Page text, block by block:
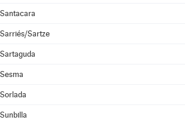
Santacara
Sarriés/Sartze
Sartaguda
Sesma
Sorlada
Sunbilla